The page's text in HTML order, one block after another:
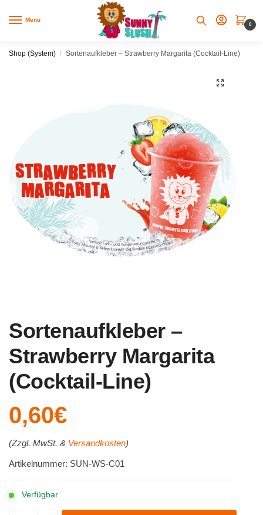
Menü
0
Shop (System) | Sortenaufkleber – Strawberry Margarita (Cocktail-Line)
🔍
Sortenaufkleber –
Strawberry Margarita
(Cocktail-Line)
0,60€
(Zzgl. MwSt. & Versandkosten)
Artikelnummer: SUN-WS-C01
Verfügbar